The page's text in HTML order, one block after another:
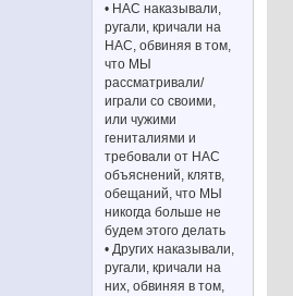
• НАС наказывали,
ругали, кричали на
НАС, обвиняя в том,
что МЫ
рассматривали/
играли со своими,
или чужими
гениталиями и
требовали от НАС
объяснений, клятв,
обещаний, что МЫ
никогда больше не
будем этого делать
• Других наказывали,
ругали, кричали на
них, обвиняя в том,